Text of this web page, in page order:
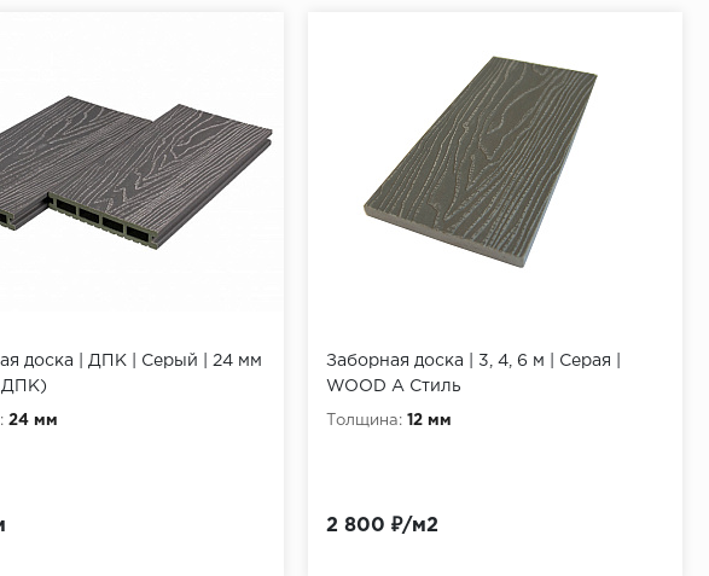
покраске.Старайтесь регулярно очищать зазоры между досками
средства (не содержащие кислоты).Недопускайте
простых правил позволит значительно продлить срок
нести нагрузку и уплотненное основание из щебня,
грунта, следуетобращать внимание на достаточный
профилей; при необходимости
предотвращенияростасорняков поверхность основания
ровного и прочногооснованиясдостаточным уклоном опорные
расширения: Перепады температуры и
доска | ДПК | Серый | 24 мм
ДПК)
24 мм
Заборная доска | 3, 4, 6 м | Серая |
WOOD А Стиль
Толщина: 12 мм
2 800 ₽/м2